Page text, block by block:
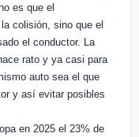
es que el
colisión, sino que el
el conductor. La
rato y ya casi para
auto sea el que
y así evitar posibles
en 2025el 23%de